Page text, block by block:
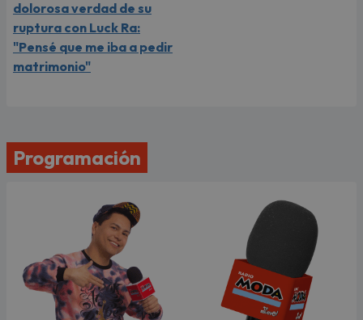
dolorosa verdad de su
ruptura con Luck Ra:
"Pensé que me iba a pedir
matrimonio"
Programación